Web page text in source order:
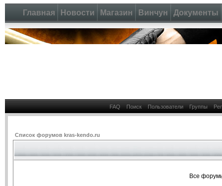
Главная Новости Магазин Винчун Документы
FAQ Поиск Пользователи Группы
Список форумов kras-kendo.ru
Все